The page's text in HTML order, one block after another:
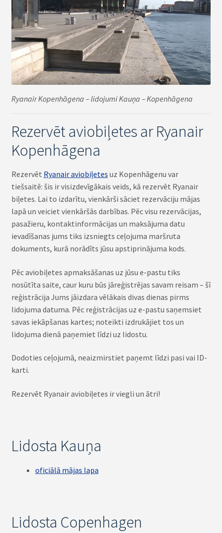
Ryanair Kopenhāgena – lidojumi Kauņa – Kopenhāgena
Rezervēt aviobiļetes ar Ryanair
Kopenhāgena
Rezervēt Ryanair aviobiļetes uz Kopenhāgenu var
tiešsaitē: šis ir visizdevīgākais veids, kā rezervēt Ryanair
biļetes. Lai to izdarītu, vienkārši sāciet rezervāciju mājas
lapā un veiciet vienkāršās darbības. Pēc visu rezervācijas,
pasažieru, kontaktinformācijas un maksājuma datu
ievadīšanas jums tiks izsniegts ceļojuma maršruta
dokuments, kurā norādīts jūsu apstiprinājuma kods.
Pēc aviobiļetes apmaksāšanas uz jūsu e-pastu tiks
nosūtīta saite, caur kuru būs jāreģistrējas savam reisam – šī
reģistrācija Jums jāizdara vēlākais divas dienas pirms
lidojuma datuma. Pēc reģistrācijas uz e-pastu saņemsiet
savas iekāpšanas kartes; noteikti izdrukājiet tos un
lidojuma dienā paņemiet līdzi uz lidostu.
Dodoties ceļojumā, neaizmirstiet paņemt līdzi pasi vai ID-
karti.
Rezervēt Ryanair aviobiļetes ir viegli un ātri!
Lidosta Kauņa
oficiālā mājas lapa
Lidosta Copenhagen